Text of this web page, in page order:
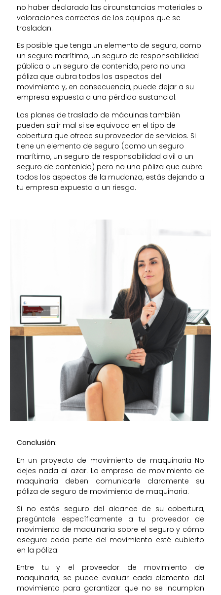
no haber declarado las circunstancias materiales o
valoraciones correctas de los equipos que se
trasladan.
Es posible que tenga un elemento de seguro, como
un seguro marítimo, un seguro de responsabilidad
pública o un seguro de contenido, pero no una
póliza que cubra todos los aspectos del
movimiento y, en consecuencia, puede dejar a su
empresa expuesta a una pérdida sustancial.
Los planes de traslado de máquinas también
pueden salir mal si se equivoca en el tipo de
cobertura que ofrece su proveedor de servicios. Si
tiene un elemento de seguro (como un seguro
marítimo, un seguro de responsabilidad civil o un
seguro de contenido) pero no una póliza que cubra
todos los aspectos de la mudanza, estás dejando a
tu empresa expuesta a un riesgo.
Conclusión:
En un proyecto de movimiento de maquinaria No
dejes nada al azar. La empresa de movimiento de
maquinaria deben comunicarle claramente su
póliza de seguro de movimiento de maquinaria.
Si no estás seguro del alcance de su cobertura,
pregúntale específicamente a tu proveedor de
movimiento de maquinaria sobre el seguro y cómo
asegura cada parte del movimiento esté cubierto
en la póliza.
Entre tu y el proveedor de movimiento de
maquinaria, se puede evaluar cada elemento del
movimiento para garantizar que no se incumplan